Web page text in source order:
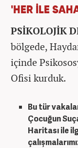
'HER İLE
PSİKOLOJİK
bölgede,
içinde
Ofisi kurduk.
Bu tür
Çocuğun
Haritası ile